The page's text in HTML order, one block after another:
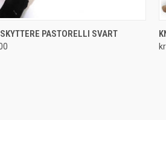
VIEW VIEW OPTIONS
PASTORELLI SVART